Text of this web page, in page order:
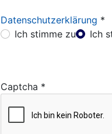
Datenschutzerklärung *
Ich stimme zu Ich
Captcha *